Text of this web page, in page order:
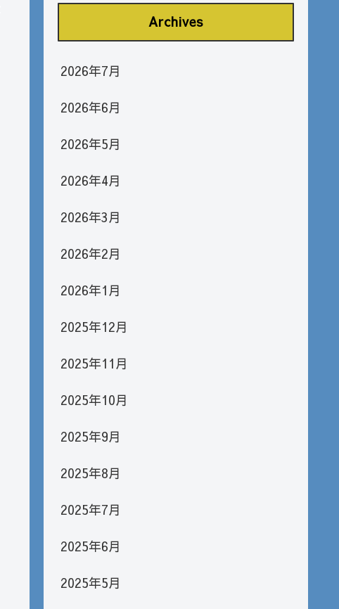
Archives
2026年7月
2026年6月
2026年5月
2026年4月
2026年3月
2026年2月
2026年1月
2025年12月
2025年11月
2025年10月
2025年9月
2025年8月
2025年7月
2025年6月
2025年5月